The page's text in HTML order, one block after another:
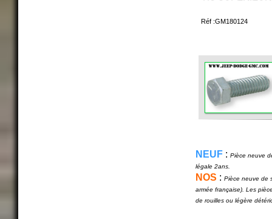
Réf :GM180124
NEUF : Pièce neuve
légale 2ans.
NOS : Pièce neuve de
armée française). Les
de rouilles ou légère